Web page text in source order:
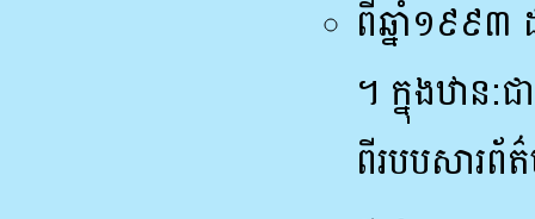
ពីឆ្នាំ១៩៩៣
។ ក្នុងឋាន:ជ
ពីរបបសារព័